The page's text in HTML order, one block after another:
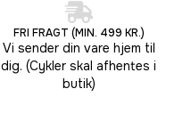
FRI FRAGT (MIN. 499 KR.)
Vi sender din vare hjem til
dig. (Cykler skal afhentes i
butik)